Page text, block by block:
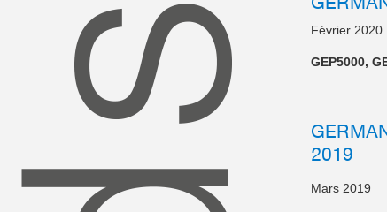
Février 2020
GEP5000,
2019
Mars 2019